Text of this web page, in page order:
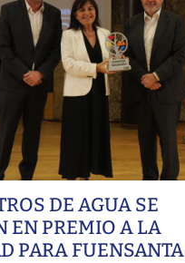
DE AGUA SE
EN PREMIO A LA
PARA FUENSANTA